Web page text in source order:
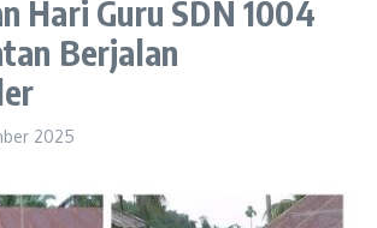
Hari Guru SDN 1004
Berjalan
2025